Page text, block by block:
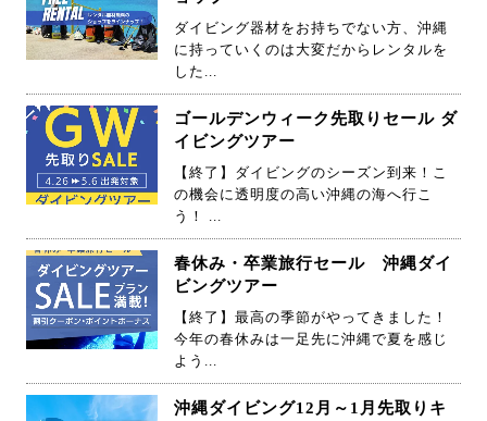
ダイビング器材をお持ちでない方、沖縄
に持っていくのは大変だからレンタルを
した...
ゴールデンウィーク先取りセール ダ
イビングツアー
【終了】ダイビングのシーズン到来！こ
の機会に透明度の高い沖縄の海へ行こ
う！ ...
春休み・卒業旅行セール 沖縄ダイ
ビングツアー
【終了】最高の季節がやってきました！
今年の春休みは一足先に沖縄で夏を感じ
よう...
沖縄ダイビング12月～1月先取りキ